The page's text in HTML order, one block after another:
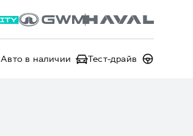
Авто в наличии Тест-драйв